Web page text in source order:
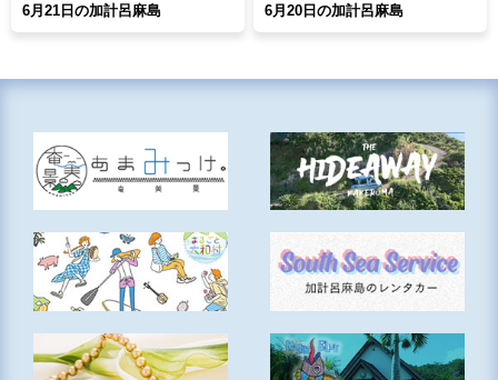
6月21日の加計呂麻島 6月20日の加計呂麻島